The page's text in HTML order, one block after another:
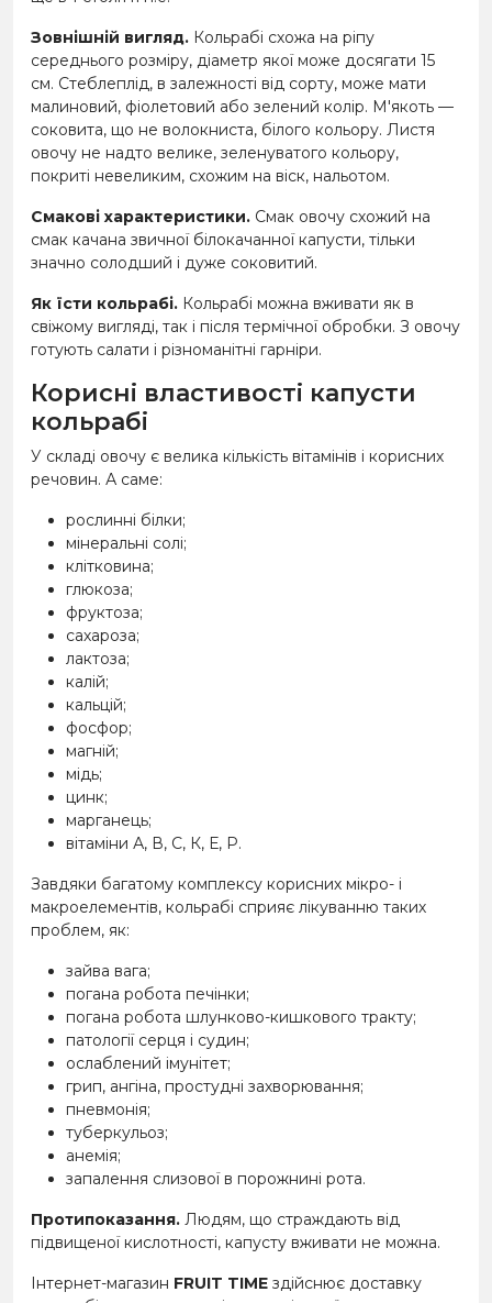
Зовнішній вигляд. Кольрабі схожа на ріпу
середнього розміру, діаметр якої може досягати 15
см. Стеблеплід, в залежності від сорту, може мати
малиновий, фіолетовий або зелений колір. М'якоть —
соковита, що не волокниста, білого кольору. Листя
овочу не надто велике, зеленуватого кольору,
покриті невеликим, схожим на віск, нальотом.
Смакові характеристики. Смак овочу схожий на
смак качана звичної білокачанної капусти, тільки
значно солодший і дуже соковитий.
Як їсти кольрабі. Кольрабі можна вживати як в
свіжому вигляді, так і після термічної обробки. З овочу
готують салати і різноманітні гарніри.
Корисні властивості капусти
кольрабі
У складі овочу є велика кількість вітамінів і корисних
речовин. А саме:
рослинні білки;
мінеральні солі;
клітковина;
глюкоза;
фруктоза;
сахароза;
лактоза;
калій;
кальцій;
фосфор;
магній;
мідь;
цинк;
марганець;
вітаміни А, В, С, К, Е, Р.
Завдяки багатому комплексу корисних мікро- і
макроелементів, кольрабі сприяє лікуванню таких
проблем, як:
зайва вага;
погана робота печінки;
погана робота шлунково-кишкового тракту;
патології серця і судин;
ослаблений імунітет;
грип, ангіна, простудні захворювання;
пневмонія;
туберкульоз;
анемія;
запалення слизової в порожнині рота.
Протипоказання. Людям, що страждають від
підвищеної кислотності, капусту вживати не можна.
Інтернет-магазин FRUIT TIME здійснює доставку